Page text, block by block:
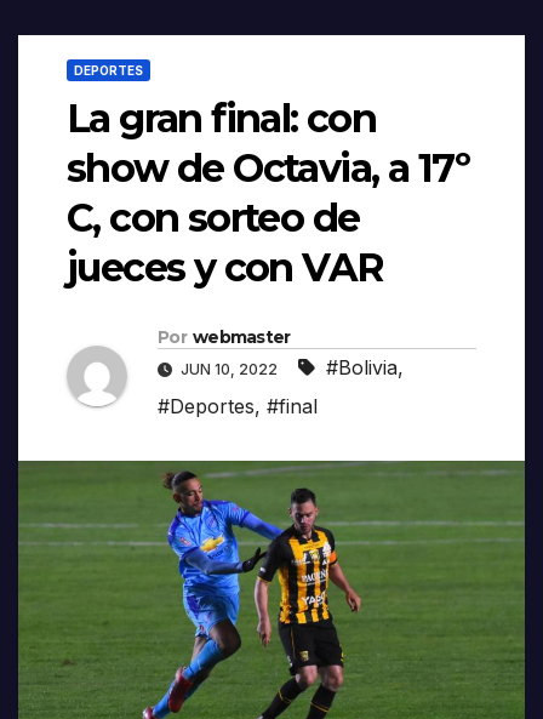
DEPORTES
La gran final: con
show de Octavia, a 17º
C, con sorteo de
jueces y con VAR
Por webmaster
JUN 10, 2022 #Bolivia,
#Deportes, #final